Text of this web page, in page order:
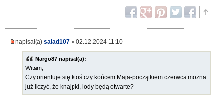
napisał(a) salad107 » 02.12.2024 11:10
Margo87 napisał(a):
Witam,
Czy orientuje się ktoś czy końcem Maja-początkiem czerwca można
już liczyć, że knajpki, lody będą otwarte?